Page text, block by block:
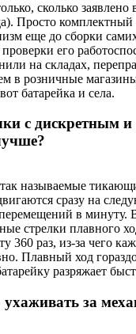
сколько заявлено
Просто комплектный
еще до сборки
его
на складах,
в розничные
батарейка и села.
с дискретным
называемые
сразу на
в минуту.
стрелки плавного
360 раз, из-за чего
Плавный ход
разряжает
за